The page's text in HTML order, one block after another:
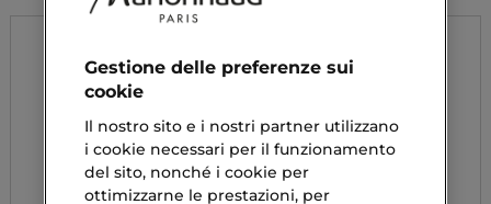
Gestione delle preferenze sui
cookie
Il nostro sito e i nostri partner utilizzano
i cookie necessari per il funzionamento
del sito, nonché i cookie per
ottimizzarne le prestazioni, per